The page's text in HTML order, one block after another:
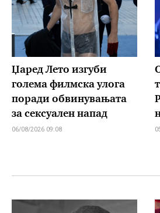
Џаред Лето изгуби
голема филмска улога
поради обвинувањата
за сексуален напад
06/08/2026 09:08